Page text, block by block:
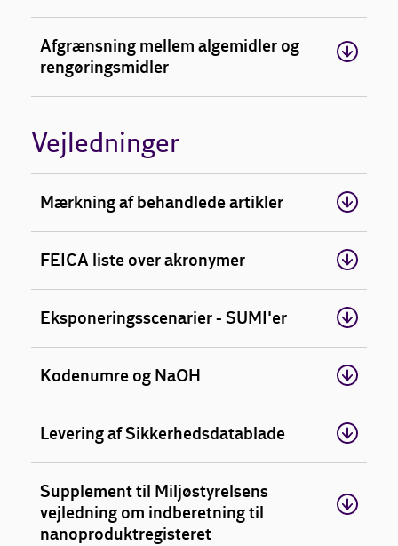
Afgrænsning mellem algemidler og
rengøringsmidler
Vejledninger
Mærkning af behandlede artikler
FEICA liste over akronymer
Eksponeringsscenarier - SUMI'er
Kodenumre og NaOH
Levering af Sikkerhedsdatablade
Supplement til Miljøstyrelsens
vejledning om indberetning til
nanoproduktregisteret